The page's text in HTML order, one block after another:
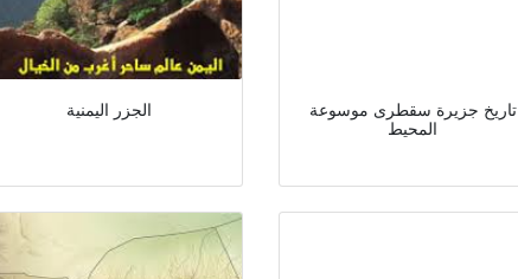
الجزر اليمنية
تاريخ جزيرة سقطرى موسوعة
المحيط